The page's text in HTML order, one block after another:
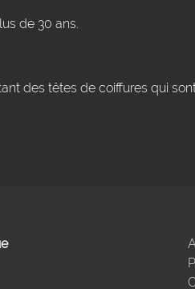
de 30 ans.
des têtes de coiffures qui